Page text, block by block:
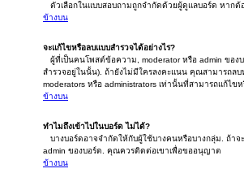
ตัวเลือกในแบบสอบถามถูกจำกัดด้วยผู้ดูแลบอร์ด หากต้
ข้างบน
จะแก้ไขหรือลบแบบสำรวจได้อย่างไร?
ผู้ที่เป็นคนโพสต์ข้อความ, moderator หรือ admin ของ
สำรวจอยู่ในนั้น). ถ้ายังไม่มีใครลงคะแนน คุณสามารถล
moderators หรือ administrators เท่านั้นที่สามารถแก้ไ
ข้างบน
ทำไมถึงเข้าไปในบอร์ด ไม่ได้?
บางบอร์ดอาจจำกัดให้กับผู้ใช้บางคนหรือบางกลุ่ม. ถ้า
admin ของบอร์ด. คุณควรติดต่อเขาเพื่อขออนุญาต
ข้างบน